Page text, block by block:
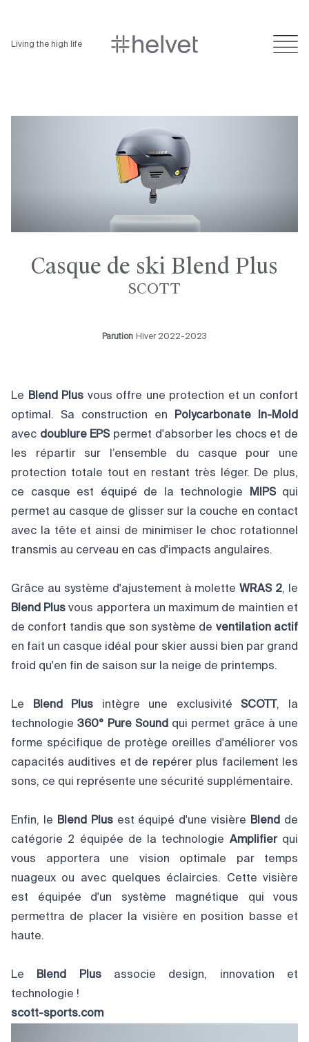
Living the high life
Casque de ski Blend Plus
SCOTT
Parution Hiver 2022-2023
Le Blend Plus vous offre une protection et un confort
optimal. Sa construction en Polycarbonate In-Mold
avec doublure EPS permet d'absorber les chocs et de
les répartir sur l’ensemble du casque pour une
protection totale tout en restant très léger. De plus,
ce casque est équipé de la technologie
MIPS qui
permet au casque de glisser sur la couche en contact
avec la tête et ainsi de minimiser le choc rotationnel
transmis au cerveau en cas d'impacts angulaires.
Grâce au système d'ajustement à molette WRAS 2, le
Blend Plus vous apportera un maximum de maintien et
de confort tandis que son système de ventilation actif
en fait un casque idéal pour skier aussi bien par grand
froid qu'en fin de saison sur la neige de printemps.
Le Blend Plus intègre une exclusivitéSCOTT , la
technologie360° Pure Sound qui permet grâce à une
forme spécifique de protège oreilles d'améliorer vos
capacités auditives et de repérer plus facilement les
sons, ce qui représente une sécurité supplémentaire.
Enfin, le Blend Plus est équipé d'une visière Blend de
catégorie 2 équipée de la technologie Amplifierqui
vous apportera une vision optimale par temps
nuageux ou avec quelques éclaircies. Cette visière
est équipée d'un système magnétique qui vous
permettra de placer la visière en position basse et
haute.
Le Blend Plusassocie design, innovation et
technologie !
scott-sports.com